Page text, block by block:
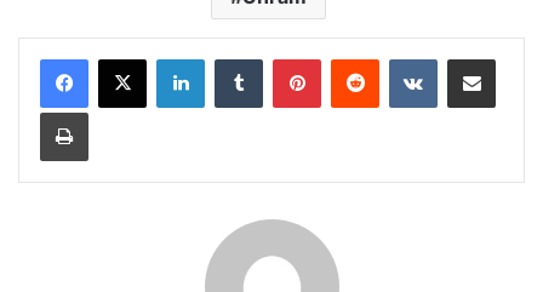
LinkedInTumblr PinterestReddit VKontakteBagikan Lewat Email
Cetak